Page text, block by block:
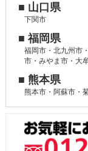
■ 山口県
下関市
■ 福岡県
福岡市・北九州市
市・みやま市・大
■ 熊本県
熊本市・阿蘇市・